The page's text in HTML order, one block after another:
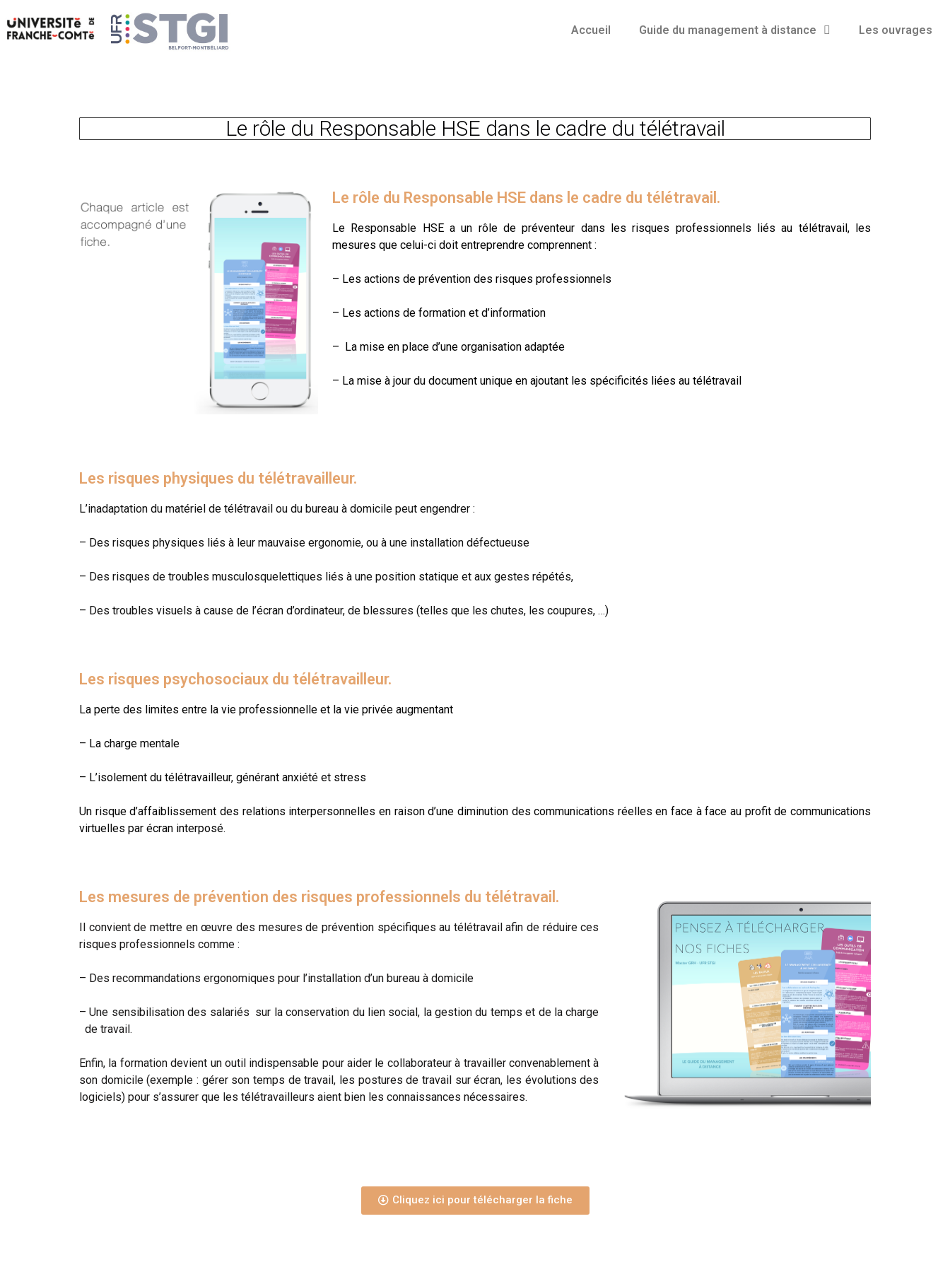
Accueil Guide du management à distance Les ouvrages
Le rôle du Responsable HSE dans le cadre du télétravail
Le rôle du Responsable HSE dans le cadre du télétravail.
Le Responsable HSE a un rôle de préventeur dans les risques professionnels liés au télétravail, les
mesures que celui-ci doit entreprendre comprennent :
– Les actions de prévention des risques professionnels
– Les actions de formation et d’information
– La mise en place d’une organisation adaptée
– La mise à jour du document unique en ajoutant les spécificités liées au télétravail
Les risques physiques du télétravailleur.
L’inadaptation du matériel de télétravail ou du bureau à domicile peut engendrer :
– Des risques physiques liés à leur mauvaise ergonomie, ou à une installation défectueuse
– Des risques de troubles musculosquelettiques liés à une position statique et aux gestes répétés,
– Des troubles visuels à cause de l’écran d’ordinateur, de blessures (telles que les chutes, les coupures, …)
Les risques psychosociaux du télétravailleur.
La perte des limites entre la vie professionnelle et la vie privée augmentant
– La charge mentale
– L’isolement du télétravailleur, générant anxiété et stress
Un risque d’affaiblissement des relations interpersonnelles en raison d’une diminution des communications réelles en face à face au profit de communications
virtuelles par écran interposé.
Les mesures de prévention des risques professionnels du télétravail.
Il convient de mettre en œuvre des mesures de prévention spécifiques au télétravail afin de réduire ces
risques professionnels comme :
– Des recommandations ergonomiques pour l’installation d’un bureau à domicile
– Une sensibilisation des salariés sur la conservation du lien social, la gestion du temps et de la charge
de travail.
Enfin, la formation devient un outil indispensable pour aider le collaborateur à travailler convenablement à
son domicile (exemple : gérer son temps de travail, les postures de travail sur écran, les évolutions des
logiciels) pour s’assurer que les télétravailleurs aient bien les connaissances nécessaires.
Cliquez ici pour télécharger la fiche